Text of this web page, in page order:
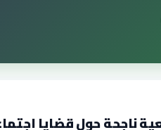
ناجحة حول قضايا